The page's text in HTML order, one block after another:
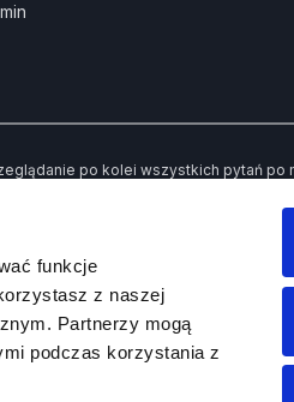
funkcje
z naszej
Partnerzy mogą
podczas korzystania z
po kolei wszystkich pytań po